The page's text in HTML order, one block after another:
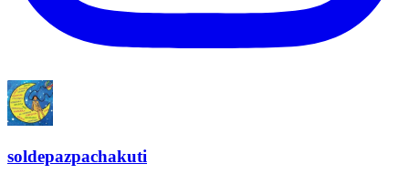
soldepazpachakuti